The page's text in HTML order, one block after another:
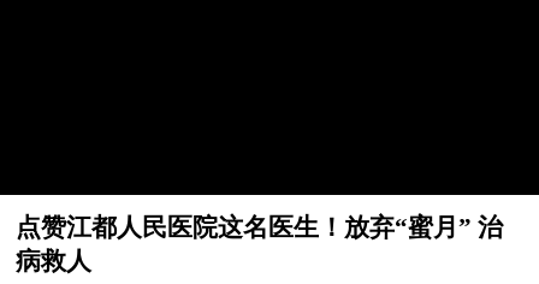
点赞江都人民医院这名医生！放弃“蜜月” 治
病救人